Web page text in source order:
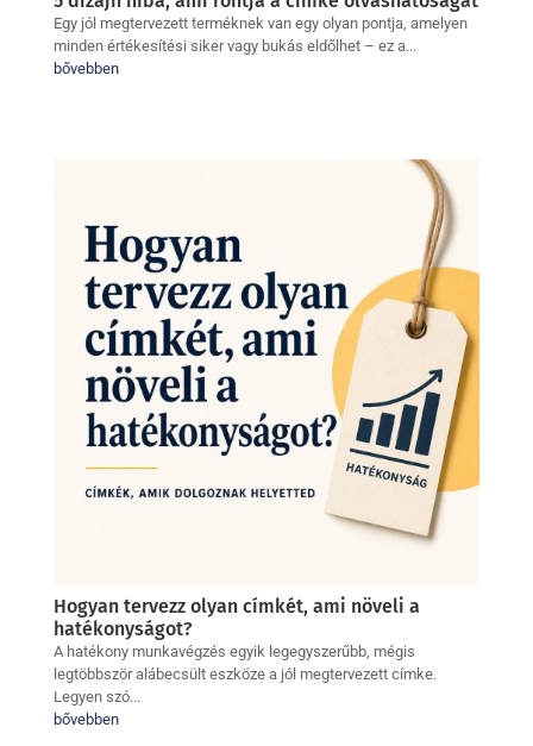
Egy jól megtervezett terméknek van egy olyan pontja, amelyen
minden értékesítési siker vagy bukás eldőlhet – ez a...
bővebben
Hogyan tervezz olyan címkét, ami növeli a
hatékonyságot?
A hatékony munkavégzés egyik legegyszerűbb, mégis
legtöbbször alábecsült eszköze a jól megtervezett címke.
Legyen szó...
bővebben